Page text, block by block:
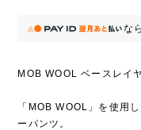
なら
MOB WOOL ベースレイ
「MOB WOOL」を使用
ーパンツ。